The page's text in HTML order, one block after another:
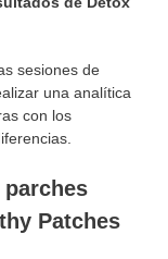
sesiones de
una analítica
con los
Patches